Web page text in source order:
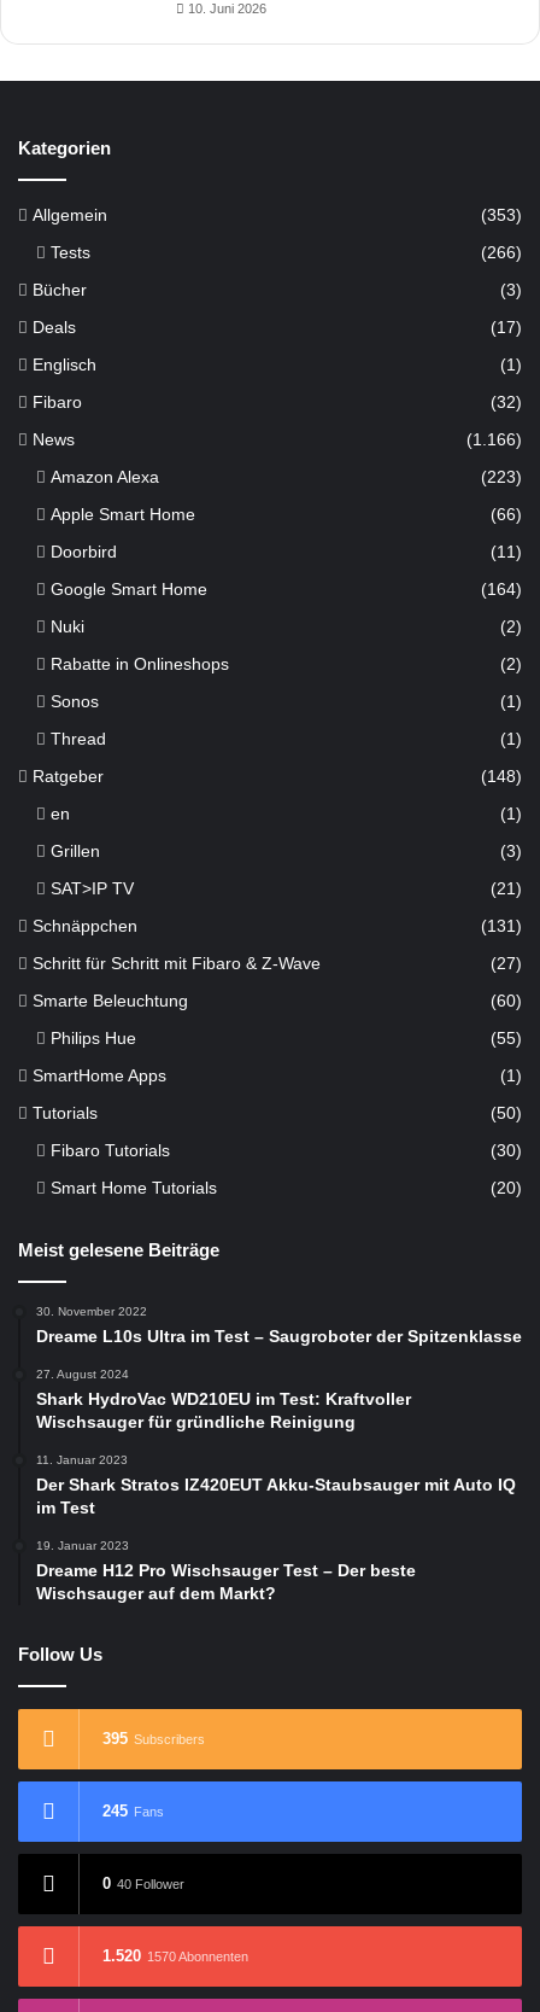
10. Juni 2026
Kategorien
Allgemein (353)
Tests (266)
Bücher (3)
Deals (17)
Englisch (1)
Fibaro (32)
News (1.166)
Amazon Alexa
(223)
Apple Smart Home
(66)
Doorbird
(11)
Google Smart Home
(164)
Nuki
(2)
Rabatte in Onlineshops
(2)
Sonos
(1)
Thread
(1)
Ratgeber (148)
en
(1)
Grillen
(3)
SAT>IP TV
(21)
Schnäppchen (131)
Schritt für Schritt mit Fibaro & Z-Wave (27)
Smarte Beleuchtung (60)
Philips Hue (55)
SmartHome Apps (1)
Tutorials (50)
Fibaro Tutorials
(30)
Smart Home Tutorials
(20)
Meist gelesene Beiträge
30. November 2022
Dreame L10s Ultra im Test – Saugroboter der Spitzenklasse
27. August 2024
Shark HydroVac WD210EU im Test: Kraftvoller
Wischsauger für gründliche Reinigung
11. Januar 2023
Der Shark Stratos IZ420EUT Akku-Staubsauger mit Auto IQ
im Test
19. Januar 2023
Dreame H12 Pro Wischsauger Test – Der beste
Wischsauger auf dem Markt?
Follow Us
395 Subscribers
245 Fans
0 40 Follower
1.520 1570 Abonnenten